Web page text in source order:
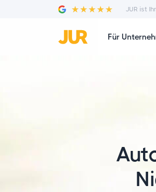
JUR ist
Für